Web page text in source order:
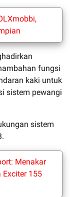
fungsi
kaki untuk
sistem pewangi
sistem
Menakar
Exciter 155